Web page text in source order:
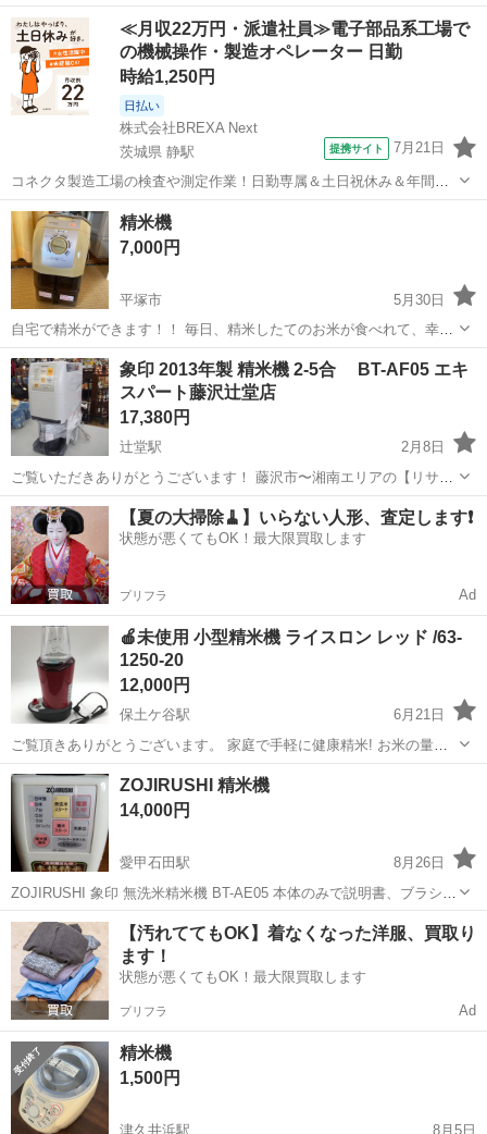
初何回か使いました。その後保管しました。 小田原駅近辺又は代々木
上原駅近辺での取引になります。 中古品のため使用感があります。細
かなキ...
神奈川 小田原市 小田原駅 キッチン家電 ホワイト
≪月収22万円・派遣社員≫電子部品系工場で
の機械操作・製造オペレーター 日勤
時給1,250円
日払い
株式会社BREXA Next
茨城県 静駅
提携サイト 7月21日
コネクタ製造工場の検査や測定作業！日勤専属＆土日祝休み＆年間休
日128日★クリーンルーム内作業★マイカー通勤OK＆無料駐車場あり
★就業先食堂利用可！日払い制度あり！《茨城県常陸大宮市》 人気の
工場のお仕事 ◇コネクタ製造工...
茨城 常陸大宮市
精米機
7,000円
平塚市
5月30日
自宅で精米ができます！！ 毎日、精米したてのお米が食べれて、幸せ
^ - ^
神奈川 平塚市 キッチン家電
象印 2013年製 精米機 2-5合 BT-AF05 エキ
スパート藤沢辻堂店
17,380円
辻堂駅
2月8日
ご覧いただきありがとうございます！ 藤沢市〜湘南エリアの【リサイ
クルエキスパート】藤沢辻堂店です！ 【商品について】 象印 2013年
製 2-5合 精米機でございます。 多少のスレはございますが、...
神奈川 藤沢市 辻堂駅 キッチン家電 エキスパート
【夏の大掃除🧹】いらない人形、査定します❗️
状態が悪くてもOK！最大限買取します
プリフラ Ad
🍎未使用 小型精米機 ライスロン レッド /63-
1250-20
12,000円
保土ケ谷駅
6月21日
ご覧頂きありがとうございます。 家庭で手軽に健康精米! お米の量を
自動で読み取り最適に精米するマイコン制御 劣化した白米の鮮度がよ
みがえる「白米リフレッシュコース」 水を使わず米とぎができる「米
とぎコース」 計量で...
神奈川 横浜市 保土ケ谷駅 キッチン家電
ZOJIRUSHI 精米機
14,000円
愛甲石田駅
8月26日
ZOJIRUSHI 象印 無洗米精米機 BT-AE05 本体のみで説明書、ブラシは
つきません。 目立つ汚れなどはありません。 動作も問題ないと思いま
す。 通電確認済み。 使用していましたか出番がありませんので出品し
てお...
神奈川 厚木市 愛甲石田駅 キッチン家電 無洗米
【汚れててもOK】着なくなった洋服、買取り
ます！
状態が悪くてもOK！最大限買取します
プリフラ Ad
精米機
1,500円
津久井浜駅 8月5日